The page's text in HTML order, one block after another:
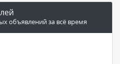
объявлений за всё время